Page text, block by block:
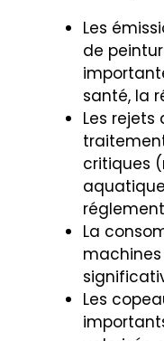
Les
de
santé, la
Les rejets
critiques
La
Les